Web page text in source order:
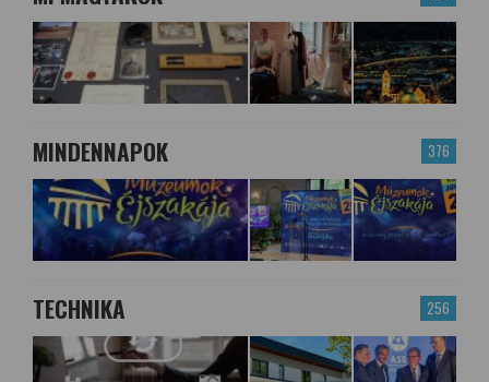
376
MINDENNAPOK
256
TECHNIKA